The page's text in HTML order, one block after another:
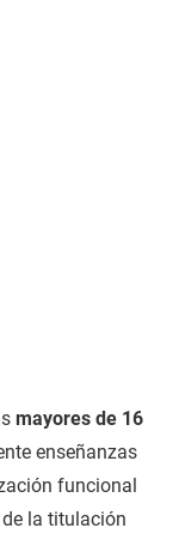
mayores de 16
enseñanzas
funcional
la titulación